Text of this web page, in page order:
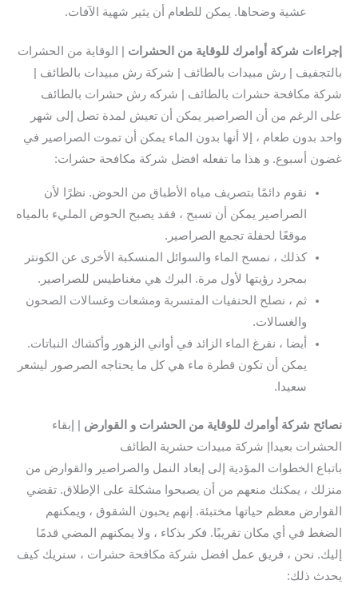
عشية وضحاها. يمكن للطعام أن يثير شهية الآفات.
إجراءات شركة أوامرك للوقاية من الحشرات | الوقاية من الحشرات
بالتجفيف | رش مبيدات بالطائف | شركة رش مبيدات بالطائف |
شركة مكافحة حشرات بالطائف | شركه رش حشرات بالطائف
على الرغم من أن الصراصير يمكن أن تعيش لمدة تصل إلى شهر
واحد بدون طعام ، إلا أنها بدون الماء يمكن أن تموت الصراصير في
غضون أسبوع. و هذا ما تفعله افضل شركة مكافحة حشرات:
نقوم دائمًا بتصريف مياه الأطباق من الحوض. نظرًا لأن
الصراصير يمكن أن تسبح ، فقد يصبح الحوض المليء بالمياه
موقعًا لحفلة تجمع الصراصير.
كذلك ، نمسح الماء والسوائل المنسكبة الأخرى عن الكونتر
بمجرد رؤيتها لأول مرة. البرك هي مغناطيس للصراصير.
ثم ، نصلح الحنفيات المتسربة ومشعات وغسالات الصحون
والغسالات.
أيضا ، نفرغ الماء الزائد في أواني الزهور وأكشاك النباتات.
يمكن أن تكون قطرة ماء هي كل ما يحتاجه الصرصور ليشعر
سعيدا.
نصائح شركة أوامرك للوقاية من الحشرات و القوارض | إبقاء
الحشرات بعيدا| شركة مبيدات حشرية الطائف
باتباع الخطوات المؤدية إلى إبعاد النمل والصراصير والقوارض من
منزلك ، يمكنك منعهم من أن يصبحوا مشكلة على الإطلاق. تقضي
القوارض معظم حياتها مختبئة. إنهم يحبون الشقوق ، ويمكنهم
الضغط في أي مكان تقريبًا. فكر بذكاء ، ولا يمكنهم المضي قدمًا
إليك. نحن ، فريق عمل افضل شركة مكافحة حشرات ، سنريك كيف
يحدث ذلك: